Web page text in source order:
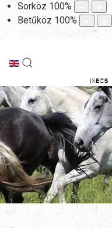
Sorköz 100%
Betűköz 100%